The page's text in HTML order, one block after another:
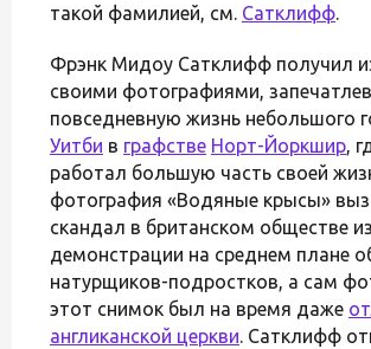
такой фамилией, см. Сатклифф.
Фрэнк Мидоу Сатклифф получил
своими фотографиями,
повседневную жизнь небольшого
Уитби в графстве Норт-Йоркшир,
работал большую часть своей
фотография «Водяные крысы»
скандал в британском обществе
демонстрации на среднем плане
натурщиков-подростков, а сам
этот снимок был на время даже
англиканской церкви. Сатклифф